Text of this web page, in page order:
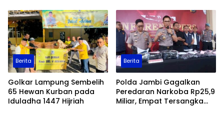
Ditingkatkan
Berita
Golkar Lampung Sembelih
65 Hewan Kurban pada
Iduladha 1447 Hijriah
Berita
Polda Jambi Gagalkan
Peredaran Narkoba Rp25,9
Miliar, Empat Tersangka